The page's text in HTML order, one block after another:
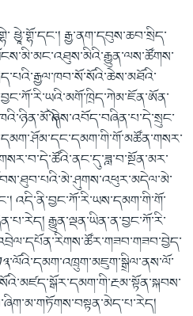
ཕྱཱེ་གྷོ་དང་། རྒྱ་ནག་དབུས་ཆབ་སྲིད་
འདི་ནི་བྱང་ཀོ་རི་ཡས་དམག་གི་གོ་
རྒྱུན་ལྡན་ཡིན་ན་བྱང་ཀོ་རི་